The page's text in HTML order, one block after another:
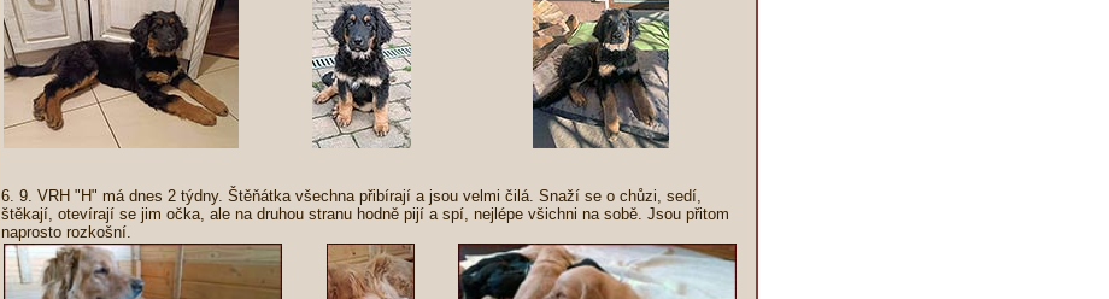
6. 9. VRH "H" má dnes 2 týdny. Štěňátka všechna přibírají a jsou velmi čilá. Snaží se o chůzi, sedí,
štěkají, otevírají se jim očka, ale na druhou stranu hodně pijí a spí, nejlépe všichni na sobě. Jsou přitom
naprosto rozkošní.